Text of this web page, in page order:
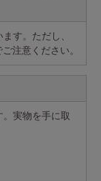
す。ただし、
注意ください。
実物を手に取